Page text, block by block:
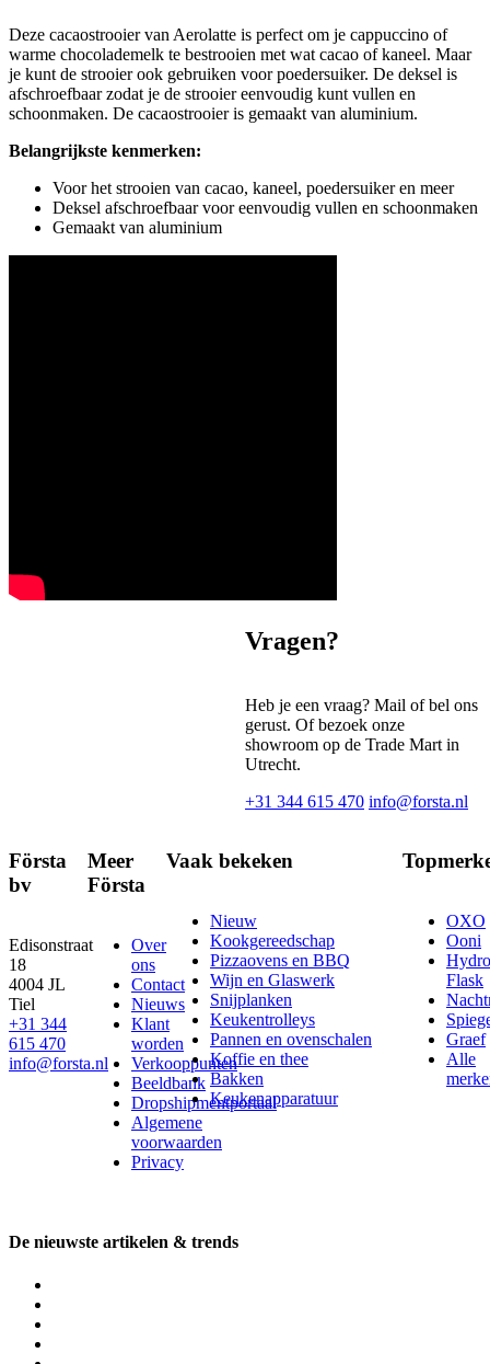
Deze cacaostrooier van Aerolatte is perfect om je cappuccino of
warme chocolademelk te bestrooien met wat cacao of kaneel. Maar
je kunt de strooier ook gebruiken voor poedersuiker. De deksel is
afschroefbaar zodat je de strooier eenvoudig kunt vullen en
schoonmaken. De cacaostrooier is gemaakt van aluminium.
Belangrijkste kenmerken:
Voor het strooien van cacao, kaneel, poedersuiker en meer
Deksel afschroefbaar voor eenvoudig vullen en schoonmaken
Gemaakt van aluminium
Vragen?
Heb je een vraag? Mail of bel ons
gerust. Of bezoek onze
showroom op de Trade Mart in
Utrecht.
+31 344 615 470 info@forsta.nl
Första
bv
Edisonstraat
18
4004 JL
Tiel
+31 344
615 470
info@forsta.nl
Meer
Första
Over
ons
Contact
Nieuws
Klant
worden
Verkooppunten
Beeldbank
Dropshipmentportaal
Algemene
voorwaarden
Privacy
Vaak bekeken
Nieuw
Kookgereedschap
Pizzaovens en BBQ
Wijn en Glaswerk
Snijplanken
Keukentrolleys
Pannen en ovenschalen
Koffie en thee
Bakken
Keukenapparatuur
OXO
Ooni
Hydro
Flask
Graef
Alle
De nieuwste artikelen & trends